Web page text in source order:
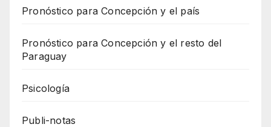
Pronóstico para Concepción y el país
Pronóstico para Concepción y el resto del
Paraguay
Psicología
Publi-notas